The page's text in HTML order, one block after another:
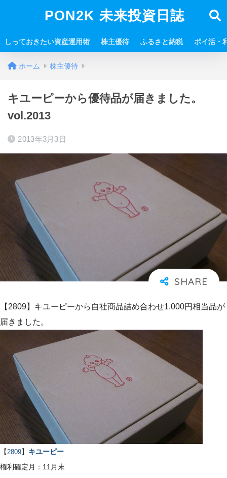
PON2K 未来投資日誌
しっておきたい資産運用術 株主優待 ふるさと納税 ポイ活・
ホーム 株主優待
キユーピーから優待品が届きました。
vol.2013
2013年3月3日
【2809】キユーピーから自社商品詰め合わせ1,000円相当品が
届きました。
【2809】 キユーピー
権利確定月：11月末